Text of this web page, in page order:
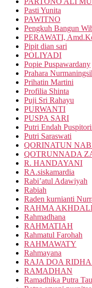
Pasti Yunita
PAWITNO
Pengkuh Bangun
PERAWATI,
Pipit dian sari
POLIYADI
Popie Puspawardany
Prahara
Prihatin Martini
Profilia Shinta
Puji Sri Rahayu
PURWANTI
PUSPA SARI
Putri Endah
Putri Saraswati
QORINATUN
QOTRUNNADA
R. HANDAYANI
RA.siskamardia
Rabi’atul Adawiyah
Rabiah
Raden kurnianti
RAHMA
Rahmadhana
RAHMATIAH
Rahmatul Farohah
RAHMAWATY
Rahmayana
RAJA DOA
RAMADHAN
Ramadhika Putra